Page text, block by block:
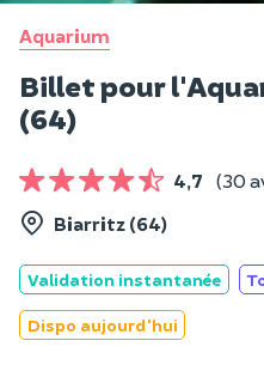
Aquarium
Billet pour
(64)
4,7
(30
Biarritz (64)
Validation instantanée
Dispo aujourd'hui